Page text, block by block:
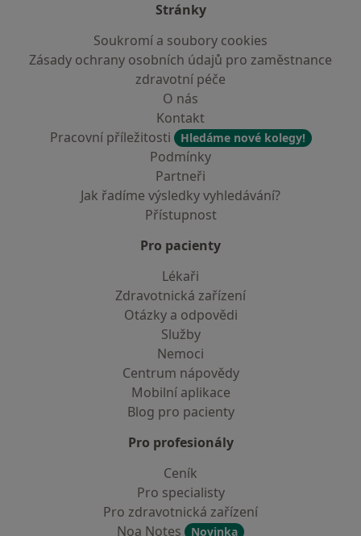
Stránky
Soukromí a soubory cookies
Zásady ochrany osobních údajů pro zaměstnance
zdravotní péče
O nás
Kontakt
Pracovní příležitosti
Hledáme nové kolegy!
Podmínky
Partneři
Jak řadíme výsledky vyhledávání?
Přístupnost
Pro pacienty
Lékaři
Zdravotnická zařízení
Otázky a odpovědi
Služby
Nemoci
Centrum nápovědy
Mobilní aplikace
Blog pro pacienty
Pro profesionály
Ceník
Pro specialisty
Pro zdravotnická zařízení
Noa Notes
Novinka